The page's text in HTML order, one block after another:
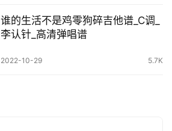
谁的生活不是鸡零狗碎吉他谱_C调_
李认针_高清弹唱谱
2022-10-29 5.7K